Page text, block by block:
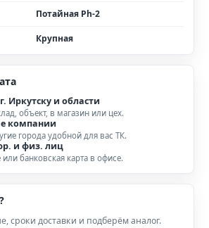
Потайная Ph-2
Крупная
Иркутску и области
объект, в магазин или цех.
компании
города удобной для вас ТК.
и физ. лиц
банковская карта в офисе.
сроки доставки и подберём аналог.